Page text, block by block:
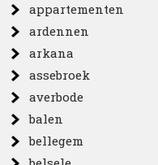
appartementen
ardennen
arkana
assebroek
averbode
balen
bellegem